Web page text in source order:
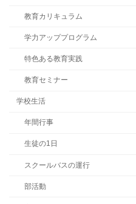
教育カリキュラム
学力アッププログラム
特色ある教育実践
教育セミナー
学校生活
年間行事
生徒の1日
スクールバスの運行
部活動